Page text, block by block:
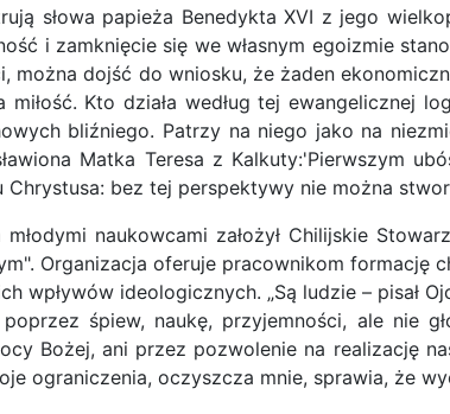
słowa papieża Benedykta XVI z jego
i zamknięcie się we własnym egoizmie
można dojść do wniosku, że żaden
Kto działa według tej
bliźniego. Patrzy na niego jako na
Matka Teresa z Kalkuty:'Pierwszym
Chrystusa: bez tej perspektywy nie można
naukowcami założył Chilijskie
Organizacja oferuje pracownikom formację
wpływów ideologicznych. „Są ludzie – pisał
śpiew, naukę, przyjemności, ale nie
Bożej, ani przez pozwolenie na realizację
ograniczenia, oczyszcza mnie, sprawia, że